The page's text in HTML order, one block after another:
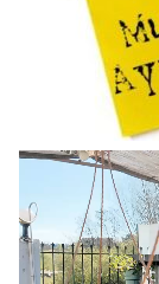
Πρόγραμμα
Αναπαραγωγής
Βίντεο